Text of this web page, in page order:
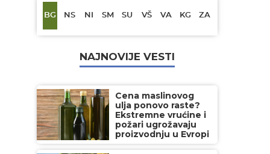
BG NS NI SM SU VŠ VA KG ZA
NAJNOVIJE VESTI
Cena maslinovog
ulja ponovo raste?
Ekstremne vrućine i
požari ugrožavaju
proizvodnju u Evropi